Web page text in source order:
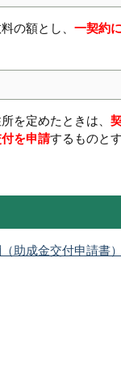
の額とし、 一契約
を定めたときは、
を申請するものとす
助成金交付申請書）